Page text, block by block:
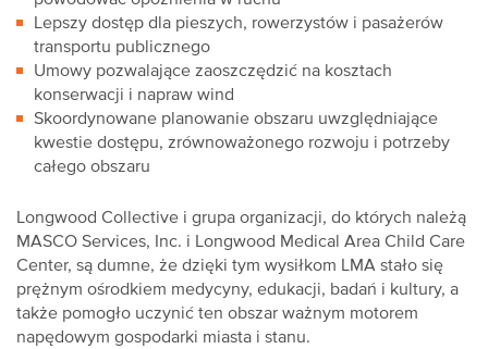
Lepszy dostęp dla pieszych, rowerzystów i pasażerów
transportu publicznego
Umowy pozwalające zaoszczędzić na kosztach
konserwacji i napraw wind
Skoordynowane planowanie obszaru uwzględniające
kwestie dostępu, zrównoważonego rozwoju i potrzeby
całego obszaru
Longwood Collective i grupa organizacji, do których należą
MASCO Services, Inc. i Longwood Medical Area Child Care
Center, są dumne, że dzięki tym wysiłkom LMA stało się
prężnym ośrodkiem medycyny, edukacji, badań i kultury, a
także pomogło uczynić ten obszar ważnym motorem
napędowym gospodarki miasta i stanu.